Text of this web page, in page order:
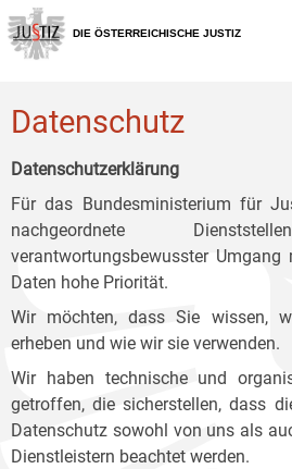
Zur
Hauptnavigation
[1]
Zum
Inhalt
[2]
Zum
Untermenü
[3]
DIE ÖSTERREICHISCHE JUSTIZ
Datenschutz
Datenschutzerklärung
Für das Bundesministerium für
nachgeordnete
verantwortungsbewusster Umgang
Daten hohe Priorität.
Wir möchten, dass Sie wissen,
erheben und wie wir sie verwenden.
Wir haben technische und
getroffen, die sicherstellen, dass
Datenschutz sowohl von uns als
Dienstleistern beachtet werden.